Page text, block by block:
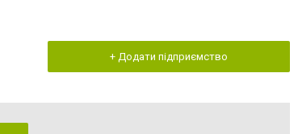
+ Додати підприємство